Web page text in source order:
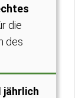
die
des
jährlich